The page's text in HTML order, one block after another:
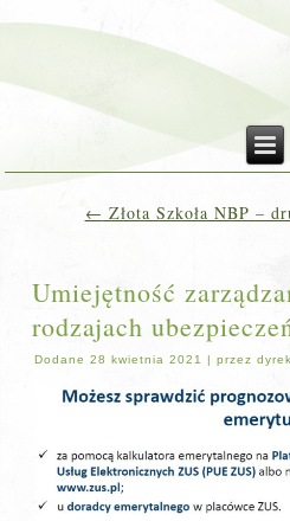
← Złota Szkoła NBP –
Umiejętność
rodzajach
Dodane 28 kwietnia 2021 |przez